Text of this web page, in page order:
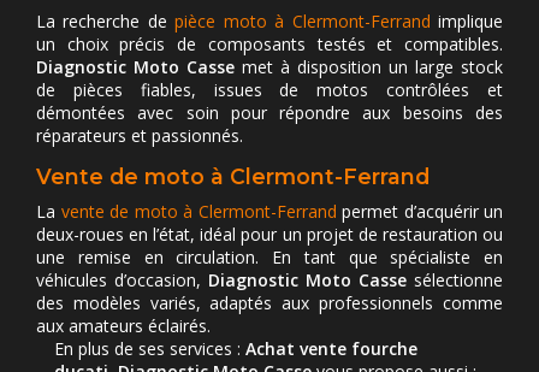
La recherche depièce moto à Clermont-Ferrand implique
un choix précis de composants testés et compatibles.
Diagnostic Moto Casse met à disposition un large stock
de pièces fiables, issues de motos contrôlées et
démontées avec soin pour répondre aux besoins des
réparateurs et passionnés.
Vente de moto à Clermont-Ferrand
La vente de moto à Clermont-Ferrand permet d’acquérir un
deux-roues en l’état, idéal pour un projet de restauration ou
une remise en circulation. En tant que spécialiste en
véhicules d’occasion, Diagnostic Moto Casse sélectionne
des modèles variés, adaptés aux professionnels comme
aux amateurs éclairés.
En plus de ses services : Achat vente fourche